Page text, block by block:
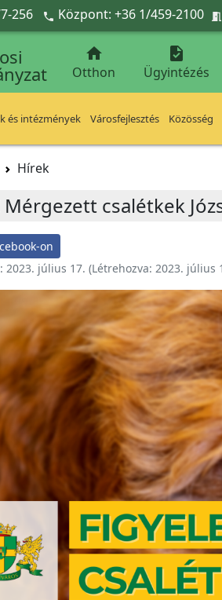
256  Központ: +36 1/459-2100 

Otthon

Ügyintézés
és intézmények Városfejlesztés Közösség
Hírek
Mérgezett csalétkek
on
2023. július 17. (Létrehozva: 2023. július